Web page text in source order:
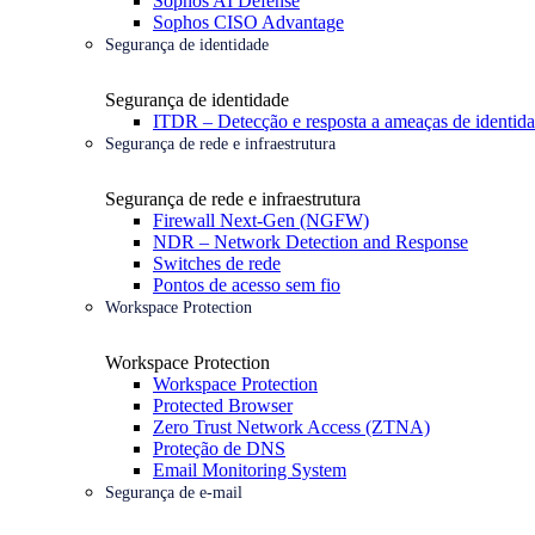
Sophos CISO Advantage
Segurança de identidade
Segurança de identidade
ITDR – Detecção e resposta a ameaças de
Segurança de rede e infraestrutura
Segurança de rede e infraestrutura
Firewall Next-Gen (NGFW)
NDR – Network Detection and Response
Switches de rede
Pontos de acesso sem fio
Workspace Protection
Workspace Protection
Workspace Protection
Protected Browser
Zero Trust Network Access (ZTNA)
Proteção de DNS
Email Monitoring System
Segurança de e-mail